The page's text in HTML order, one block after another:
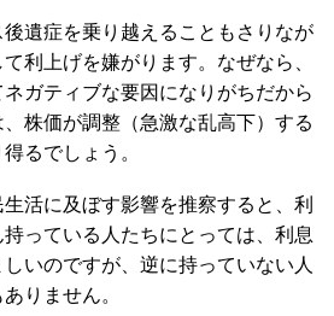
遺症を乗り越えることもさりなが
利上げを嫌がります。なぜなら、
ガティブな要因になりがちだから
株価が調整（急激な乱高下）する
るでしょう。
活に及ぼす影響を推察すると、利
持っている人たちにとっては、利息
いのですが、逆に持っていない人
りません。